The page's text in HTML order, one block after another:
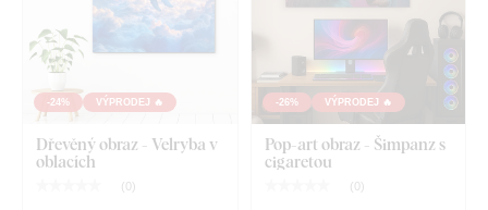
Co najdete v balíčku?
Dřevěný obraz rybiček - Podmořský svět
-24% VÝPRODEJ 🔥
Dřevěný obraz - Velryba v
oblacích
( 0)
-26% VÝPRODEJ 🔥
Pop-art obraz - Šimpanz s
cigaretou
( 0)